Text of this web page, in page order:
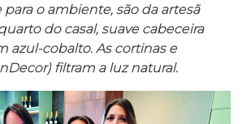
o ambiente, são da artesã
do casal, suave cabeceira
azul-cobalto. As cortinas e
filtram a luz natural.